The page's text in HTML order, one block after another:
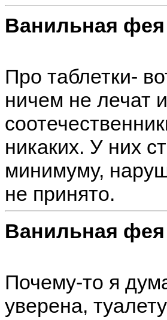
Ванильная фея
Про таблетки-
ничем не лечат
никаких. У них
минимуму,
не принято.
Ванильная фея
Почему-то я
уверена,